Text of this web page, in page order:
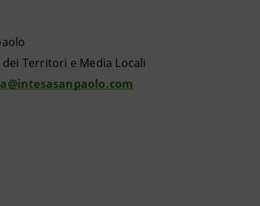
Territori e Media Locali